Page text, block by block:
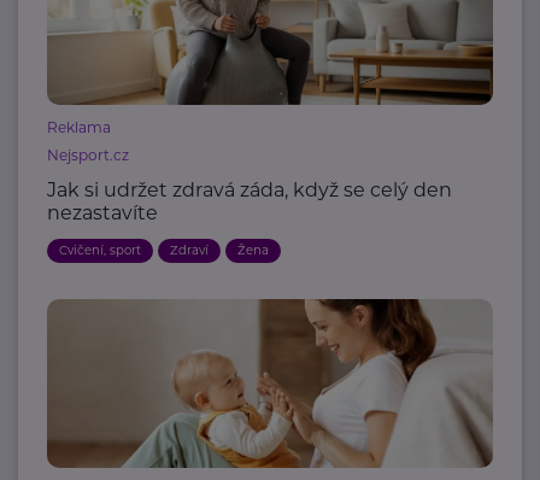
Reklama
Nejsport.cz
Jak si udržet zdravá záda, když se celý den
nezastavíte
Cvičení, sport Zdraví Žena